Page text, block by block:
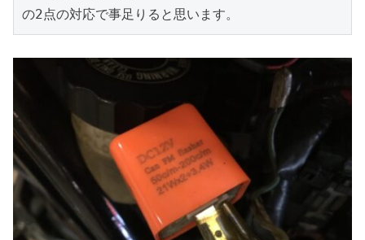
の2点の対応で事足りると思います。